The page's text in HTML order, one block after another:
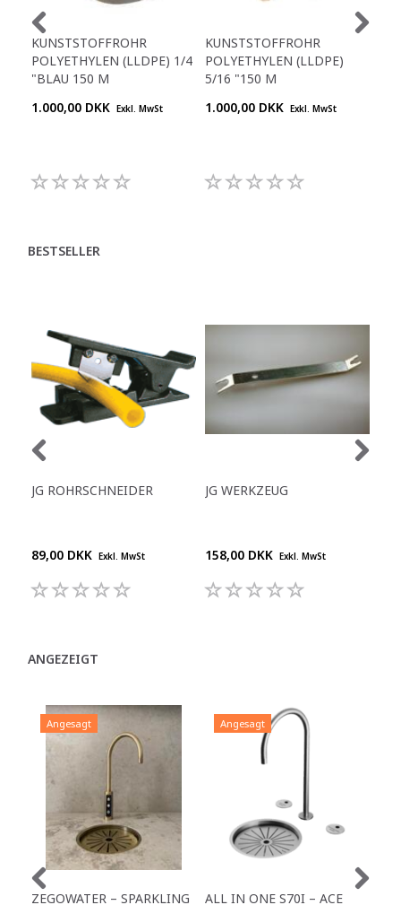
KUNSTSTOFFROHR
POLYETHYLEN (LLDPE) 1/4
"BLAU 150 M
1.000,00 DKK Exkl. MwSt
KUNSTSTOFFROHR
POLYETHYLEN (LLDPE)
5/16 "150 M
1.000,00 DKK Exkl. MwSt
BESTSELLER
JG ROHRSCHNEIDER
89,00 DKK Exkl. MwSt
JG WERKZEUG
158,00 DKK Exkl. MwSt
ANGEZEIGT
Angesagt
ZEGOWATER – SPARKLING
Angesagt
ALL IN ONE S70I – ACE